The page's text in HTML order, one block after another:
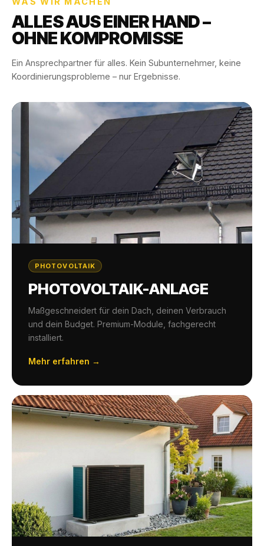
ALLES AUS EINER HAND –
OHNE KOMPROMISSE
Ein Ansprechpartner für alles. Kein Subunternehmer, keine
Koordinierungsprobleme – nur Ergebnisse.
PHOTOVOLTAIK
PHOTOVOLTAIK-ANLAGE
Maßgeschneidert für dein Dach, deinen Verbrauch
und dein Budget. Premium-Module, fachgerecht
installiert.
Mehr erfahren →